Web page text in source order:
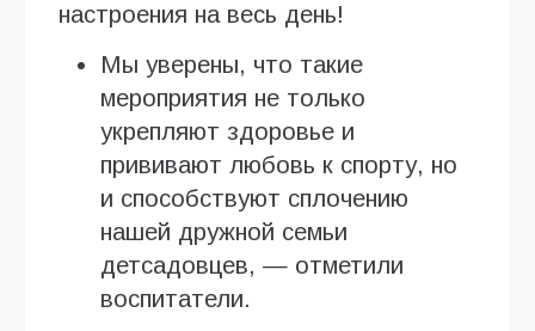
настроения на весь день!
Мы уверены, что такие
мероприятия не только
укрепляют здоровье и
прививают любовь к спорту, но
и способствуют сплочению
нашей дружной семьи
детсадовцев, — отметили
воспитатели.